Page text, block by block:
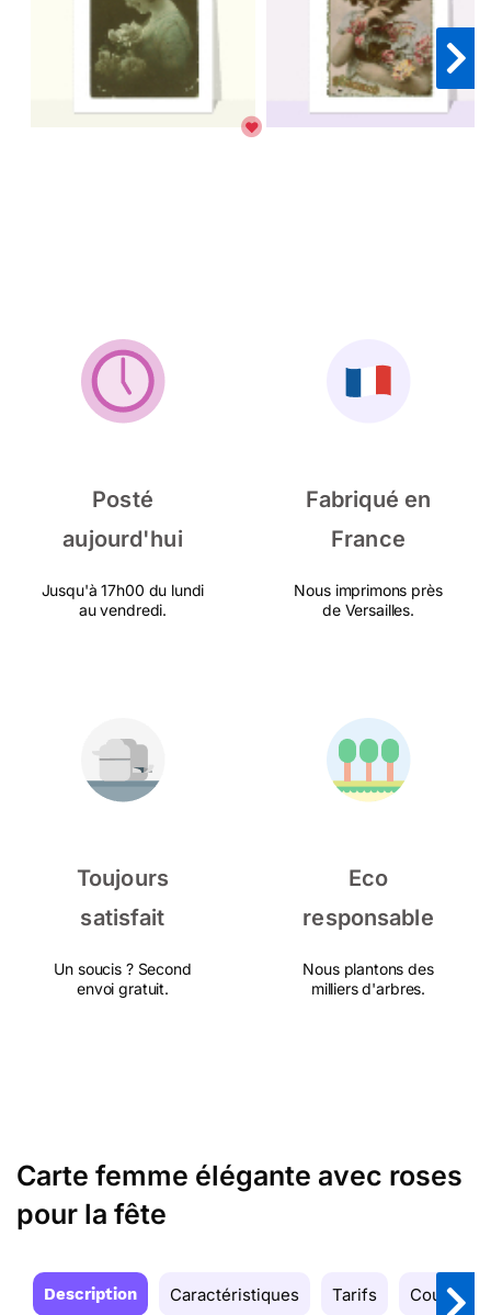
Posté
aujourd'hui
Jusqu'à 17h00 du lundi
au vendredi.
Fabriqué en
France
Nous imprimons près
de Versailles.
Toujours
satisfait
Un soucis ? Second
envoi gratuit.
Eco
responsable
Nous plantons des
milliers d'arbres.
Carte femme élégante avec roses
pour la fête
Description Caractéristiques Tarifs Couleurs